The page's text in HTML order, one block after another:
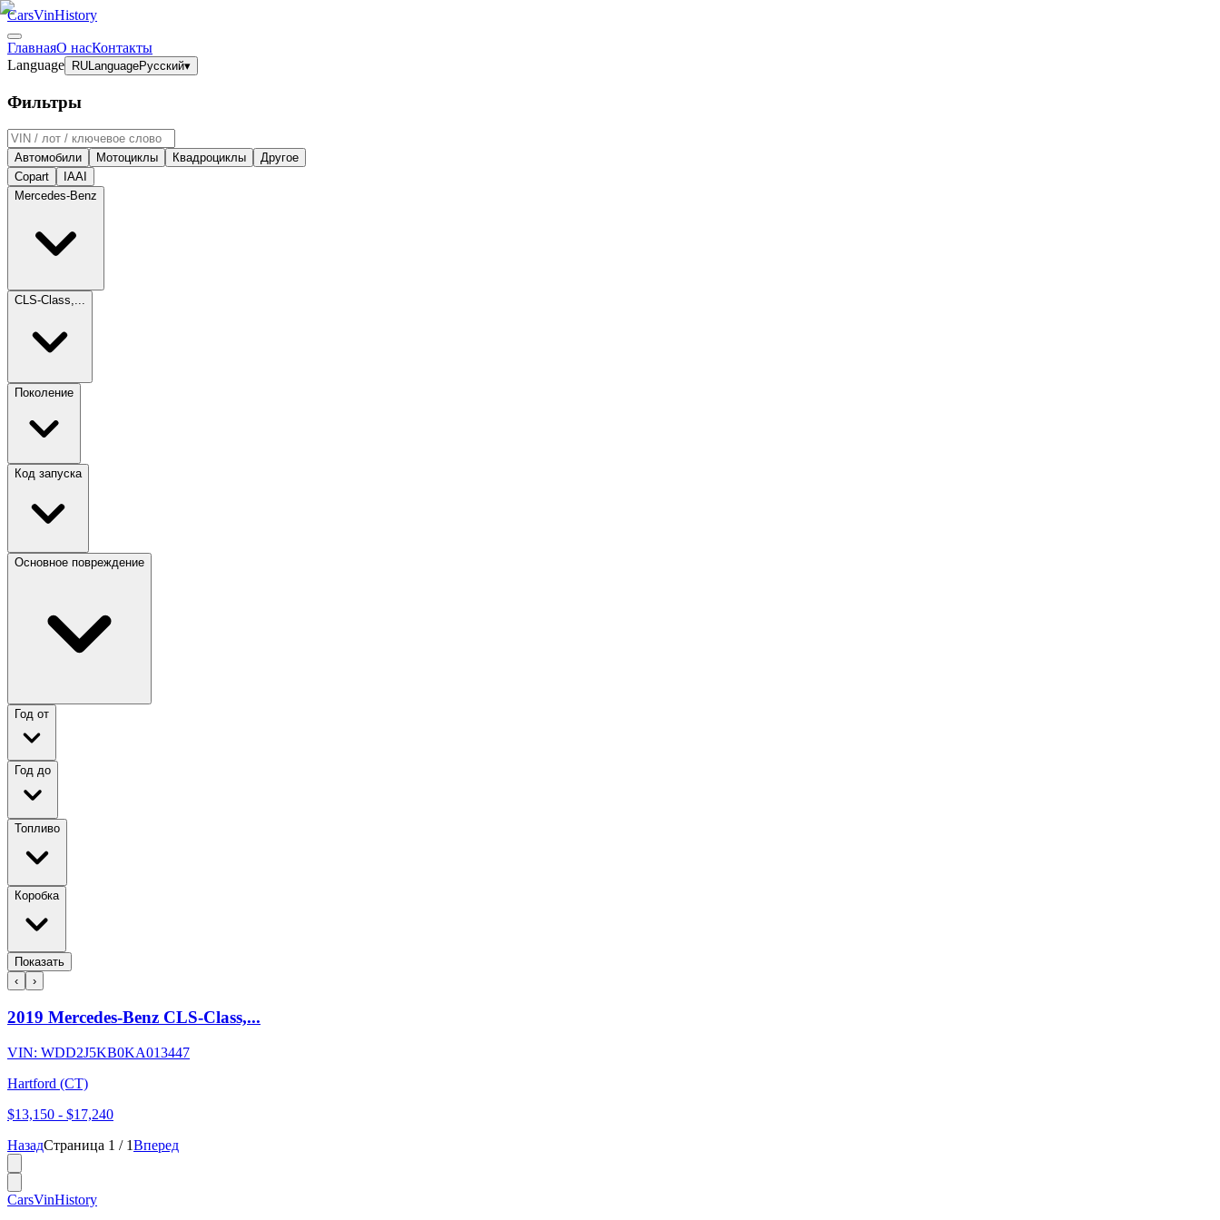
CarsVinHistory
ГлавнаяО насКонтакты
Language
RULanguageРусский▾
Фильтры
Автомобили Мотоциклы Квадроциклы
Другое
Copart
IAAI
Mercedes-Benz
CLS-Class,...
Поколение
Код запуска
Основное повреждение
Год от
Год до
Топливо
Коробка
Показать
‹
›
2019 Mercedes-Benz CLS-Class,...
VIN: WDD2J5KB0KA013447
Hartford (CT)
$13,150 - $17,240
НазадСтраница 1 / 1Вперед
CarsVinHistory